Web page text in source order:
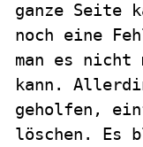
ganze Seite
noch eine
man es
kann.
geholfen,
löschen. Es